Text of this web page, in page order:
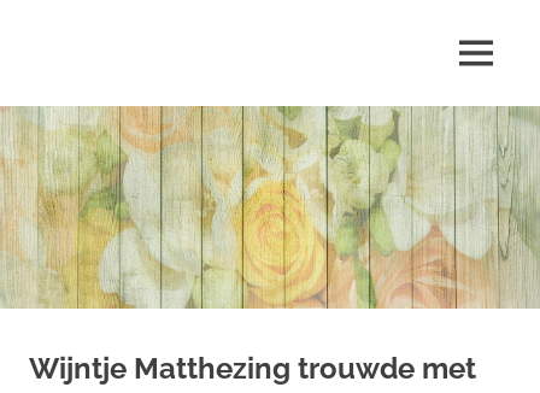
inhoud
schrijft
over
…
MENU
Wijntje Matthezing trouwde met